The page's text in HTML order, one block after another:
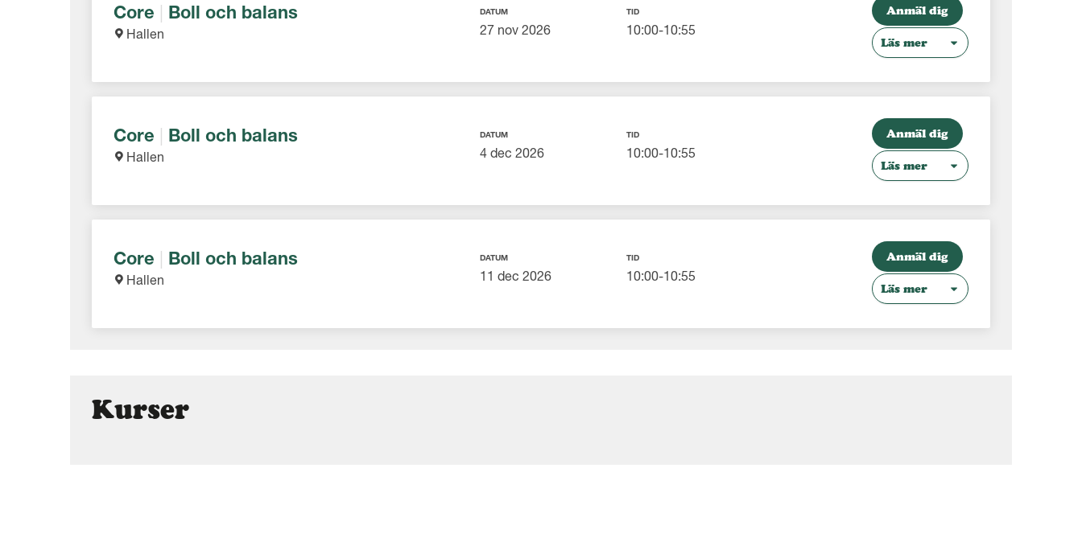
Core | Boll och balans
Hallen
DATUM
27 nov 2026
TID
10:00-10:55
Anmäl dig
Läs mer
Core | Boll och balans
Hallen
DATUM
4 dec 2026
TID
10:00-10:55
Anmäl dig
Läs mer
Core | Boll och balans
Hallen
DATUM
11 dec 2026
TID
10:00-10:55
Anmäl dig
Läs mer
Kurser